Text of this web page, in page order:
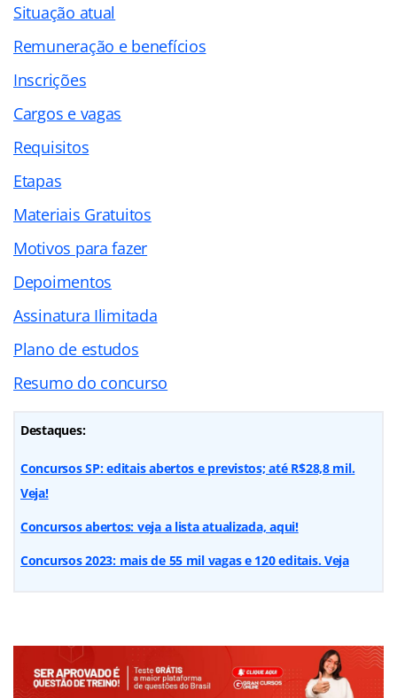
Situação atual
Remuneração e benefícios
Inscrições
Cargos e vagas
Requisitos
Etapas
Materiais Gratuitos
Motivos para fazer
Depoimentos
Assinatura Ilimitada
Plano de estudos
Resumo do concurso
Destaques:
Concursos SP: editais abertos e previstos; até R$28,8 mil.
Veja!
Concursos abertos: veja a lista atualizada, aqui!
Concursos 2023: mais de 55 mil vagas e 120 editais. Veja